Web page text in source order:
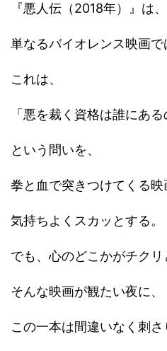
『悪人伝（2018年）』は、
単なるバイオレンス映画で
これは、
「悪を裁く資格は誰にある
という問いを、
拳と血で突きつけてくる映
気持ちよくスカッとする。
でも、心のどこかがチクリ
そんな映画が観たい夜に、
この一本は間違いなく刺さ